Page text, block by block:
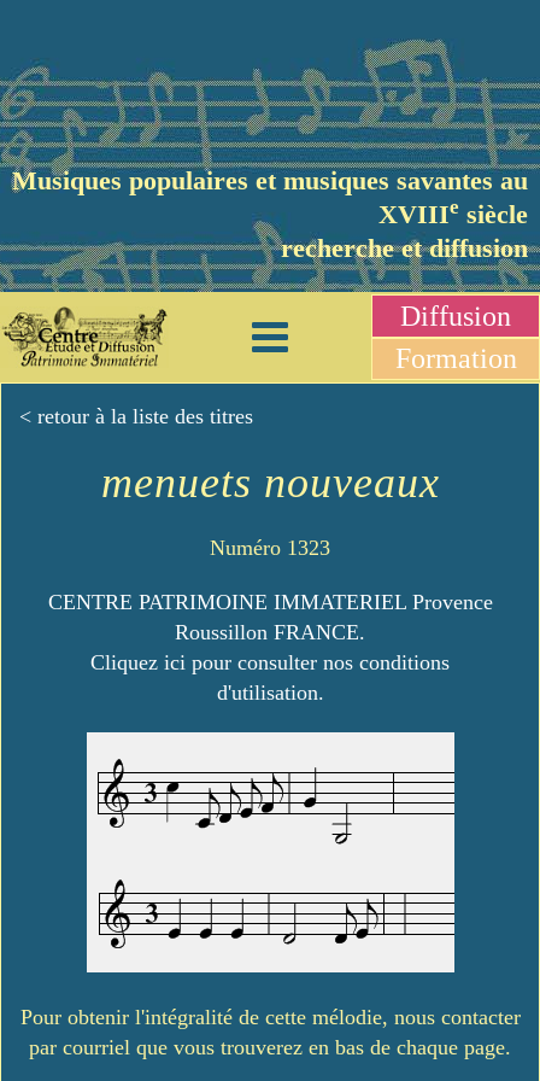
Musiques populaires et musiques savantes au
XVIIIe siècle
recherche et diffusion
Diffusion
Formation
< retour à la liste des titres
menuets nouveaux
Numéro 1323
CENTRE PATRIMOINE IMMATERIEL Provence
Roussillon FRANCE.
Cliquez ici pour consulter nos conditions
d'utilisation.
Pour obtenir l'intégralité de cette mélodie, nous contacter
par courriel que vous trouverez en bas de chaque page.